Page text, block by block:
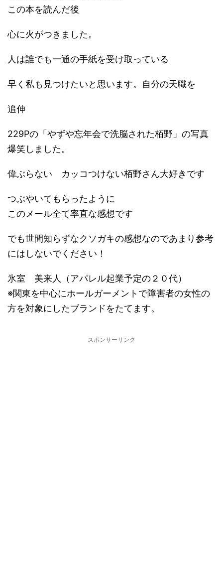
この本を読んだ後
心に火がつきました。
人は誰でも一通の手紙を受け取っている
早く私も見つけたいと思います。自分の天職を
追伸
229Pの「やずや忘年会で洗脳された栢野」の写真
爆笑しました。
偉ぶらない カッコつけない栢野さん大好きです
つぶやいてもらったように
このメール全て率直な感想です
でも世間知らずなクソガキの感想なのであまり参考
にはしないでください！
氷室 美来人（アパレル起業予定の２０代）
※関東を中心にホールガーメントで障害者の女性の
方を対象にしたブランドをたてます。
スポンサーリンク